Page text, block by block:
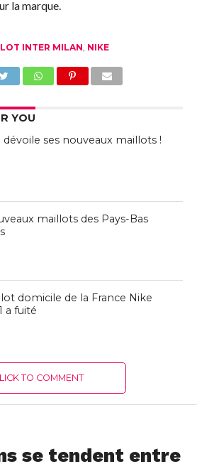
la marque.
INTER MILAN, NIKE
YOU
dévoile ses nouveaux maillots !
maillots des Pays-Bas
domicile de la France Nike
a fuité
TO COMMENT
se tendent entre